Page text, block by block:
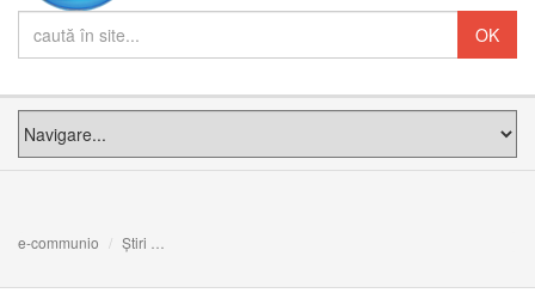
e-communio Știri